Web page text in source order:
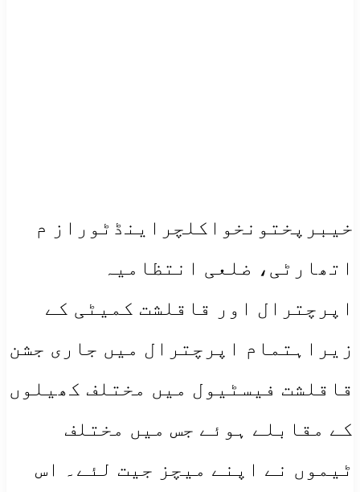
خیبرپختونخواکلچراینڈٹوراز م
اتھارٹی، ضلعی انتظامیہ
اپرچترال اور قاقلشت کمیٹی کے
زیراہتمام اپرچترال میں جاری جشن
قاقلشت فیسٹیول میں مختلف کھیلوں
کے مقابلے ہوئے جس میں مختلف
ٹیموں نے اپنے میچز جیت لئے۔ اس